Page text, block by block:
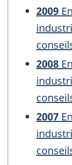
2009
2008
2007